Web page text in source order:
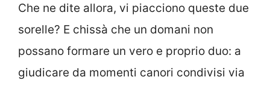
Che ne dite allora, vi piacciono queste due
sorelle? E chissà che un domani non
possano formare un vero e proprio duo: a
giudicare da momenti canori condivisi via